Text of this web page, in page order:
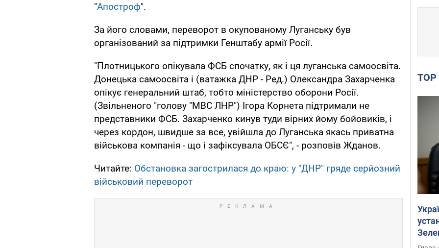
"Апостроф".
За його словами, переворот в окупованому Луганську був
організований за підтримки Генштабу армії Росії.
"Плотницького опікувала ФСБ спочатку, як і ця луганська самоосвіта.
Донецька самоосвіта і (ватажка ДНР - Ред.) Олександра Захарченка
опікує генеральний штаб, тобто міністерство оборони Росії.
(Звільненого "голову "МВС ЛНР") Ігора Корнета підтримали не
представники ФСБ. Захарченко кинув туди вірних йому бойовиків, і
через кордон, швидше за все, увійшла до Луганська якась приватна
військова компанія - що і зафіксувала ОБСЄ", - розповів Жданов.
Читайте: Обстановка загострилася до краю: у "ДНР" гряде серйозний
військовий переворот